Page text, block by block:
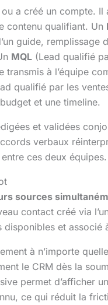
a créé un compte. Il
contenu qualifiant. Un
guide, remplissage
MQL (Lead qualifié
transmis à l’équipe
qualifié par les
et une timeline.
et validées
verbaux
ces deux équipes.
sources
contact créé via
et associé
à n’importe
le CRM dès la
permet d’afficher
ce qui réduit la